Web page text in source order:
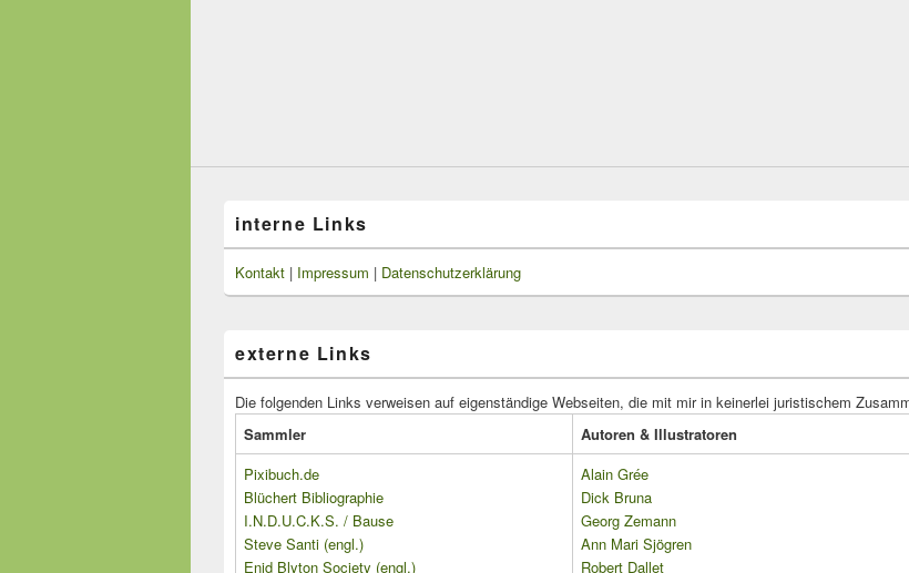
interne Links
Kontakt | Impressum | Datenschutzerklärung
externe Links
Die folgenden Links verweisen auf eigenständige Webseiten, die mit mir in keinerlei juristischem
Sammler
Autoren & Illustratoren
Pixibuch.de
Blüchert Bibliographie
I.N.D.U.C.K.S. / Bause
Steve Santi (engl.)
Enid Blyton Society (engl.)
Alain Grée
Dick Bruna
Georg Zemann
Ann Mari Sjögren
Robert Dallet